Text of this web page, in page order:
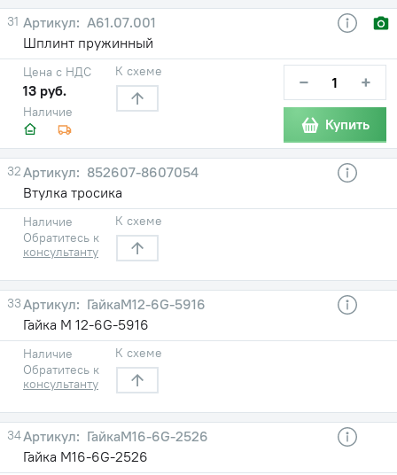
31
А61.07.001
Шплинт пружинный
Наличие
Цена с НДС
13 руб.
К схеме − +
Купить
32
852607-8607054
Втулка тросика
Наличие
Обратитесь к
консультанту
К схеме
33
ГайкаМ12-6G-5916
Гайка М 12-6G-5916
Наличие
Обратитесь к
консультанту
К схеме
34
ГайкаМ16-6G-2526
Гайка М16-6G-2526